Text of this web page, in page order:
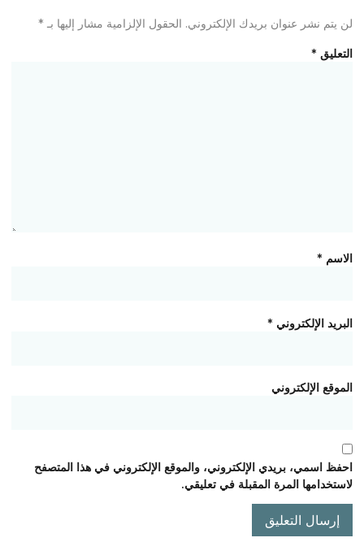
لن يتم نشر عنوان بريدك الإلكتروني. الحقول الإلزامية مشار إليها بـ *
التعليق *
الاسم *
البريد الإلكتروني *
الموقع الإلكتروني
احفظ اسمي، بريدي الإلكتروني، والموقع الإلكتروني في هذا المتصفح
لاستخدامها المرة المقبلة في تعليقي.